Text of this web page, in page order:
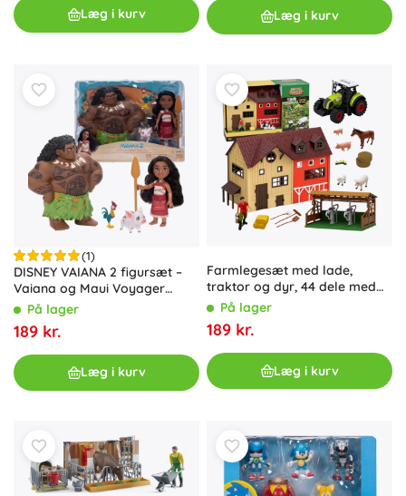
Læg i kurv Læg i kurv
(1)
DISNEY VAIANA 2 figur­sæt –
Vaiana og Maui Voyager
PetitePå lager
189 kr.
Læg i kurv
Farmlegesæt med lade,
traktor og dyr, 44 dele med
LEDPå lager
189 kr.
Læg i kurv